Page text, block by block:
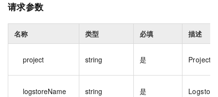
请求参数
名称 类型 必填 描述
project string 是 Project
logstoreName string 是